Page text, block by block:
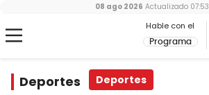
Hable con el
Programa
08 ago 2026 Actualizado 07:53
Deportes Deportes